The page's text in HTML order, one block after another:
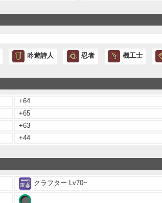
吟遊詩人 忍者 機工士
+64
+65
+63
+44
クラフター Lv70~